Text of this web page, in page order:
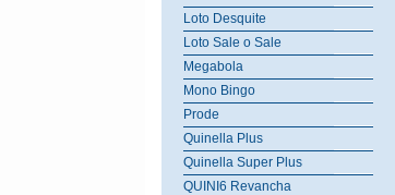
Loto Desquite
Loto Sale o Sale
Megabola
Mono Bingo
Prode
Quinella Plus
Quinella Super Plus
QUINI6 Revancha